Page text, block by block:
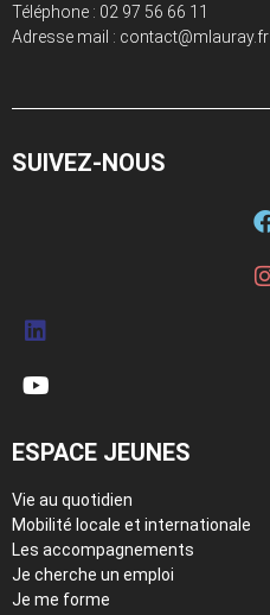
Téléphone : 02 97 56 66 11
Adresse mail : contact@mlauray.fr
SUIVEZ-NOUS
ESPACE JEUNES
Vie au quotidien
Mobilité locale et internationale
Les accompagnements
Je cherche un emploi
Je me forme